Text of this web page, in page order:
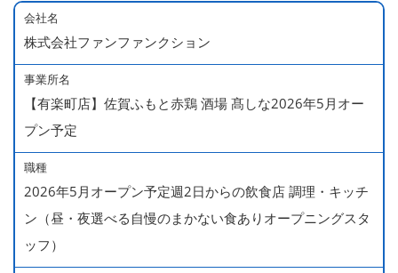
会社名
株式会社ファンファンクション
事業所名
【有楽町店】佐賀ふもと赤鶏 酒場 髙しな2026年5月オー
プン予定
職種
2026年5月オープン予定週2日からの飲食店 調理・キッチ
ン（昼・夜選べる自慢のまかない食ありオープニングスタ
ッフ）